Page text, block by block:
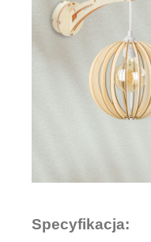
Specyfikacja: